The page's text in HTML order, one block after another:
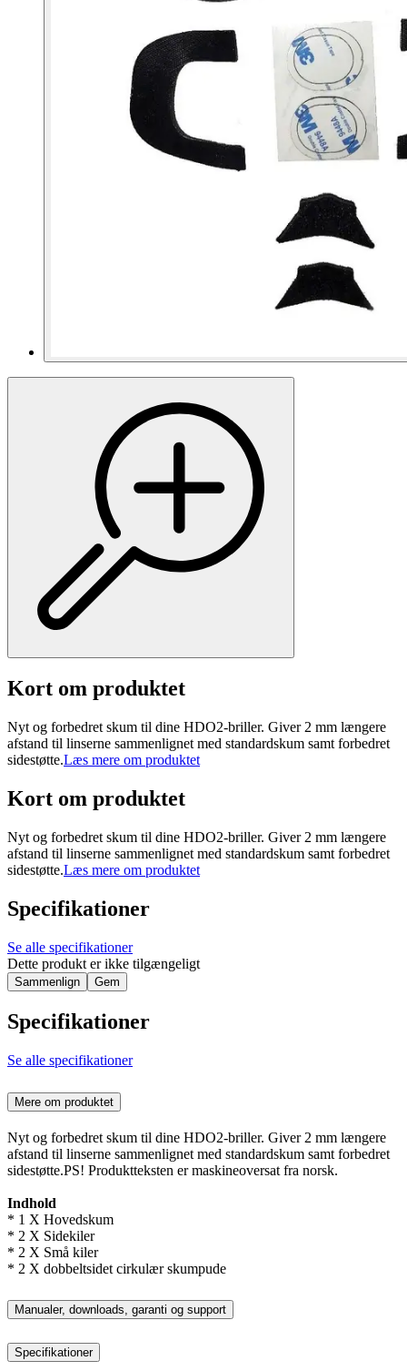
Kort om produktet
Nyt og forbedret skum til dine HDO2-briller. Giver 2 mm længere
afstand til linserne sammenlignet med standardskum samt forbedret
sidestøtte.Læs mere om produktet
Kort om produktet
Nyt og forbedret skum til dine HDO2-briller. Giver 2 mm længere
afstand til linserne sammenlignet med standardskum samt forbedret
sidestøtte.Læs mere om produktet
Specifikationer
Se alle specifikationer
Dette produkt er ikke tilgængeligt
Sammenlign Gem
Specifikationer
Se alle specifikationer
Mere om produktet
Nyt og forbedret skum til dine HDO2-briller. Giver 2 mm længere
afstand til linserne sammenlignet med standardskum samt forbedret
sidestøtte.PS! Produktteksten er maskineoversat fra norsk.
Indhold
* 1 X Hovedskum
* 2 X Sidekiler
* 2 X Små kiler
* 2 X dobbeltsidet cirkulær skumpude
Manualer, downloads, garanti og support
Specifikationer